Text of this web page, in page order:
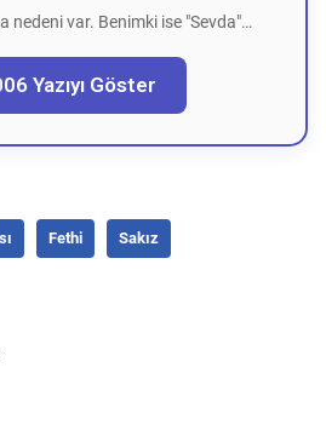
nedeni var. Benimki ise "Sevda"…
Yazıyı Göster
Fethi Sakız